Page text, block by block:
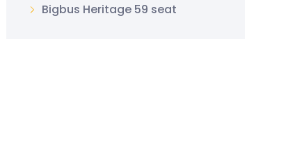
Bigbus Heritage 59 seat